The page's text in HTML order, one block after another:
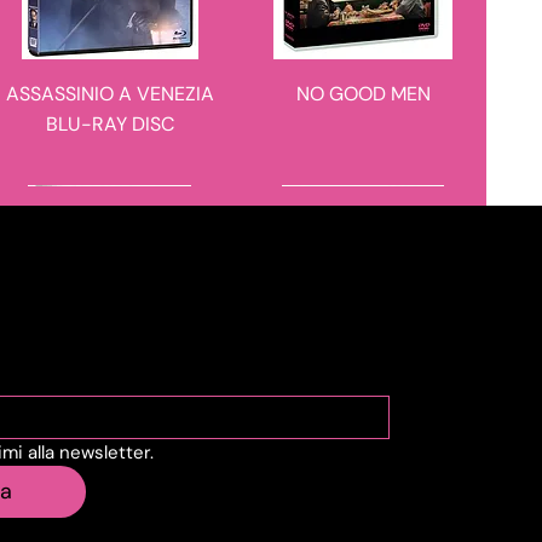
ASSASSINIO A VENEZIA
BLU-RAY DISC
NO GOOD MEN
novità in arrivo
IL CASO 137
novità in arrivo
alla newsletter.